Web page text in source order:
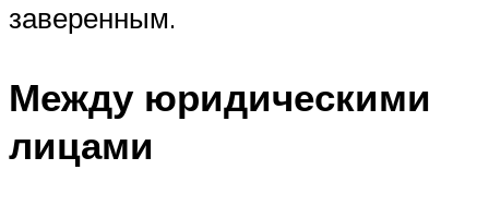
заверенным.
Между юридическими
лицами